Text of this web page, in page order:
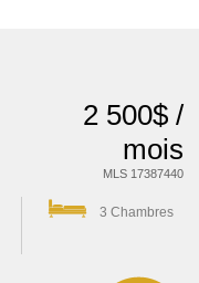
2 500$ /
mois
MLS 17387440
3 Chambres